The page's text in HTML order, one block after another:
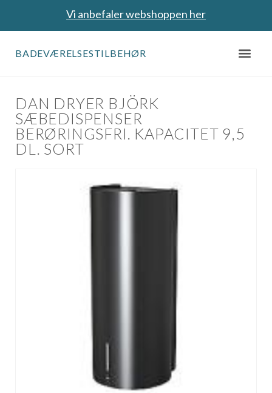
Vi anbefaler webshoppen her
BADEVÆRELSESTILBEHØR
DAN DRYER BJÖRK
SÆBEDISPENSER
BERØRINGSFRI. KAPACITET 9,5
DL. SORT